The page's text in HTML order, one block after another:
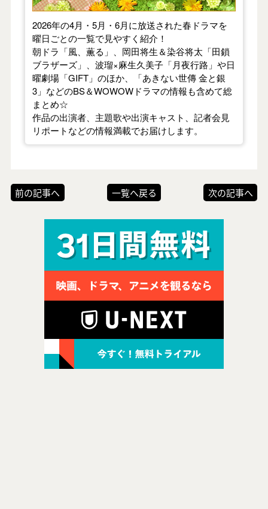
2026年の4月・5月・6月に放送された春ドラマを
曜日ごとの一覧で見やすく紹介！
朝ドラ「風、薫る」、岡田将生＆染谷将太「田鎖
ブラザーズ」、波瑠×麻生久美子「月夜行路」や日
曜劇場「GIFT」のほか、「あきない世傳 金と銀
3」などのBS＆WOWOWドラマの情報も含めて総
まとめ☆
作品の出演者、主題歌や出演キャスト、記者会見
リポートなどの情報満載でお届けします。
前の記事へ 一覧へ戻る 次の記事へ